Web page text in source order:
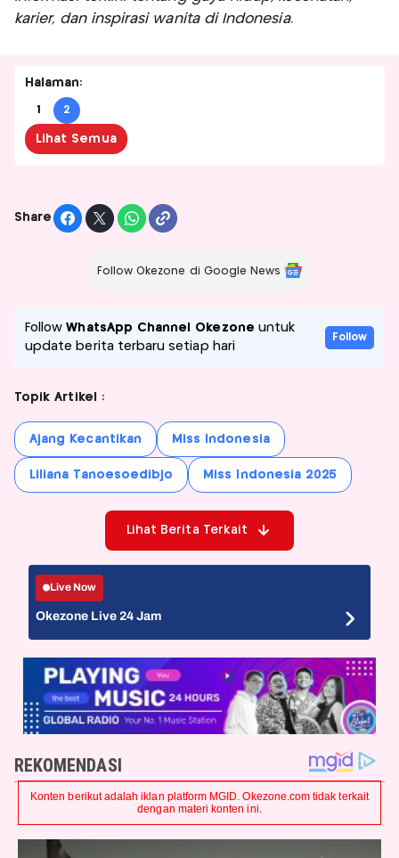
karier, dan inspirasi wanita di Indonesia.
Halaman:
1 2
Lihat Semua
Share
Follow Okezone di Google News
FollowWhatsApp Channel Okezone untuk
update berita terbaru setiap hari
Follow
Topik Artikel :
Ajang Kecantikan Miss Indonesia
Liliana Tanoesoedibjo Miss Indonesia 2025
Lihat Berita Terkait
Live Now
Okezone Live 24 Jam